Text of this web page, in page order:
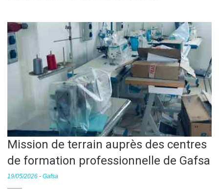
Mission de terrain auprès des centres
de formation professionnelle de Gafsa
19/05/2026 - Gafsa